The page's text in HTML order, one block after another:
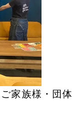
家族様・団体